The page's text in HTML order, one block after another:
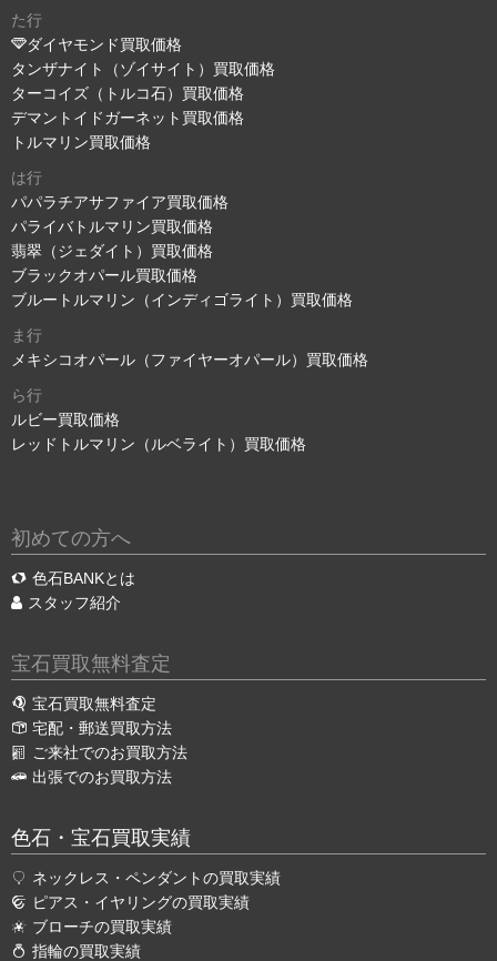
た行
ダイヤモンド買取価格
タンザナイト（ゾイサイト）買取価格
ターコイズ（トルコ石）買取価格
デマントイドガーネット買取価格
トルマリン買取価格
は行
パパラチアサファイア買取価格
パライバトルマリン買取価格
翡翠（ジェダイト）買取価格
ブラックオパール買取価格
ブルートルマリン（インディゴライト）買取価格
ま行
メキシコオパール（ファイヤーオパール）買取価格
ら行
ルビー買取価格
レッドトルマリン（ルベライト）買取価格
初めての方へ
色石BANKとは
スタッフ紹介
宝石買取無料査定
宝石買取無料査定
宅配・郵送買取方法
ご来社でのお買取方法
出張でのお買取方法
色石・宝石買取実績
ネックレス・ペンダントの買取実績
ピアス・イヤリングの買取実績
ブローチの買取実績
指輪の買取実績